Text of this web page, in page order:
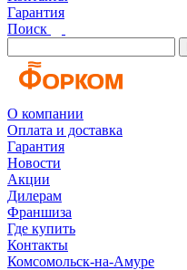
Гарантия
Поиск
О компании
Оплата и доставка
Гарантия
Новости
Акции
Дилерам
Франшиза
Где купить
Контакты
Комсомольск-на-Амуре